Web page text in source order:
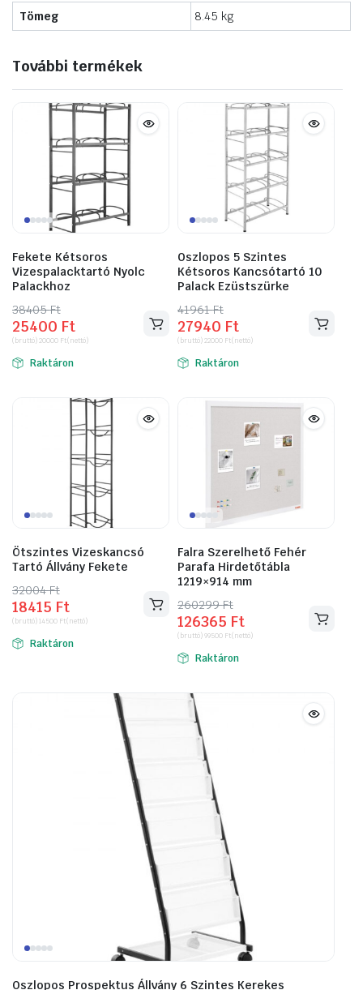
Tömeg 8.45 kg
További termékek
Fekete Kétsoros
Vizespalacktartó Nyolc
Palackhoz
38405Ft
Original
price
was:
38405 Ft.
25400 Ft
Current
price
is:
25400 Ft.
(bruttó)20000 Ft(nettó)
Raktáron
Oszlopos 5 Szintes
Kétsoros Kancsótartó 10
Palack Ezüstszürke
41961Ft
Original
price
was:
41961 Ft.
27940 Ft
Current
price
is:
27940 Ft.
(bruttó)22000 Ft(nettó)
Raktáron
Ötszintes Vizeskancsó
Tartó Állvány Fekete
32004Ft
Original
price
was:
32004 Ft.
18415 Ft
Current
price
is:
18415 Ft.
(bruttó)14500 Ft(nettó)
Raktáron
Falra Szerelhető Fehér
Parafa Hirdetőtábla
1219×914 mm
260299Ft
Original
price
was:
260299 Ft.
126365 Ft
Current
price
is:
126365 Ft.
(bruttó)99500 Ft(nettó)
Raktáron
Oszlopos Prospektus Állvány 6 Szintes Kerekes